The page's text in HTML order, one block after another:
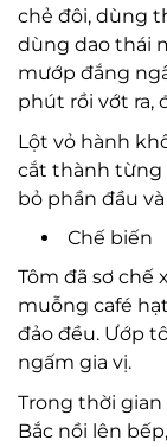
chẻ đôi, dùng
dùng dao thái
mướp đắng
phút rồi vớt ra,
Lột vỏ hành
cắt thành từng
bỏ phần đầu
Chế biến
Tôm đã sơ chế
muỗng café
đảo đều. Ướp
ngấm gia vị.
Trong thời
Bắc nồi lên